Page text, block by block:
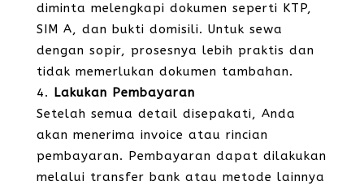
diminta melengkapi dokumen seperti KTP,
SIM A, dan bukti domisili. Untuk sewa
dengan sopir, prosesnya lebih praktis dan
tidak memerlukan dokumen tambahan.
Lakukan Pembayaran
Setelah semua detail disepakati, Anda
akan menerima invoice atau rincian
pembayaran. Pembayaran dapat dilakukan
melalui transfer bank atau metode lainnya